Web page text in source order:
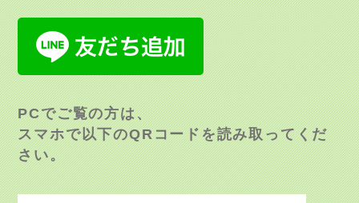
PCでご覧の方は、
スマホで以下のQRコードを読み取ってくだ
さい。